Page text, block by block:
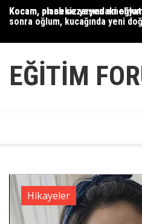
SkipKocam, on sekiz yaşındaki
sonra oğlum, kucağında yeni
35 yaşındaki bir adam, 78
EĞITIM
Hikayeler